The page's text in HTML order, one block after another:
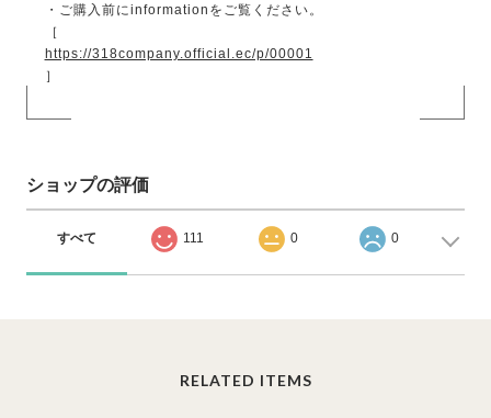
・ご購入前にinformationをご覧ください。
［
https://318company.official.ec/p/00001
］
ショップの評価
すべて 111 0 0
RELATED ITEMS